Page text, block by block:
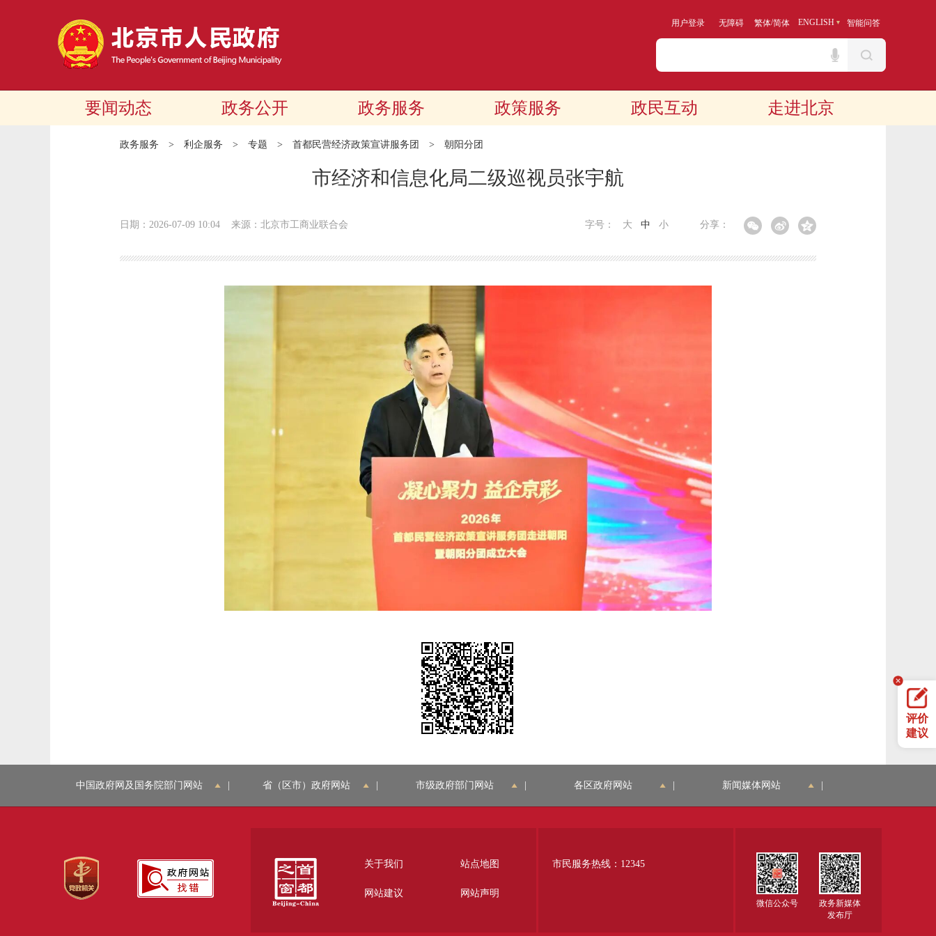
用户登录 无障碍 繁体/简体 ENGLISH 智能问答
要闻动态 政务公开 政务服务 政策服务 政民互动 走进北京
政务服务 > 利企服务 > 专题 > 首都民营经济政策宣讲服务团 > 朝阳分团
市经济和信息化局二级巡视员张宇航
日期：2026-07-09 10:04 来源：北京市工商业联合会 分享：
字号： 大 中 小
评价
建议
中国政府网及国务院部门网站 省（区市）政府网站 市级政府部门网站 各区政府网站 新闻媒体网站
关于我们 站点地图
网站建议 网站声明
市民服务热线：12345
微信公众号
政务新媒体
发布厅